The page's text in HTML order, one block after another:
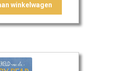
winkelwagen